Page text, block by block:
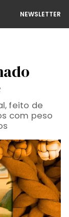
NEWSLETTER
feito de
com peso